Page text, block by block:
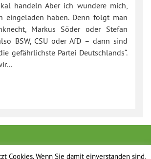
handeln Aber ich wundere mich,
eingeladen haben. Denn folgt man
Markus Söder oder Stefan
BSW, CSU oder AfD – dann sind
gefährlichste Partei Deutschlands“.
Cookies. Wenn Sie damit einverstanden sind,